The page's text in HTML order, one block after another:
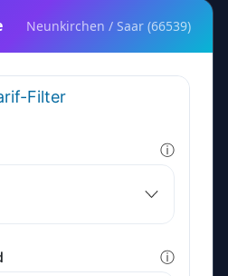
Neunkirchen / Saar (66539)